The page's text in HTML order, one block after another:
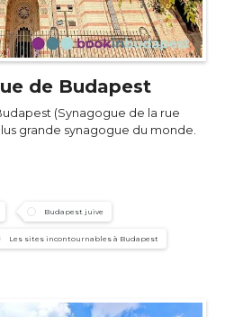
de Budapest
(Synagogue de la rue
grande synagogue du monde.
Budapest juive
Les sites incontournables à Budapest